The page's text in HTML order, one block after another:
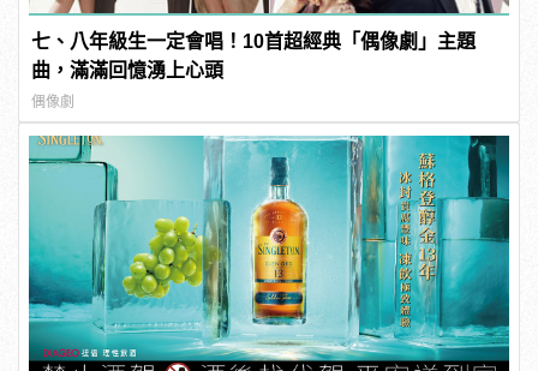
七、八年級生一定會唱！10首超經典「偶像劇」主題
曲，滿滿回憶湧上心頭
偶像劇